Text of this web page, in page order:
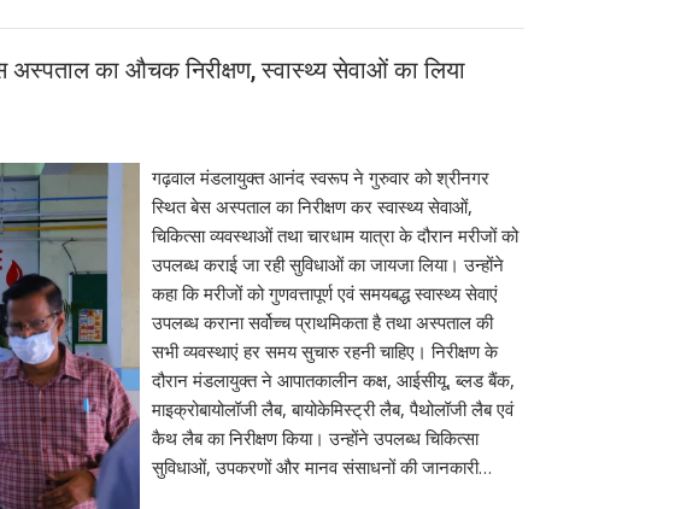
का औचक निरीक्षण, स्वास्थ्य सेवाओं का लिया
गढ़वाल मंडलायुक्त आनंद स्वरूप ने गुरुवार को श्रीनगर
स्थित बेस अस्पताल का निरीक्षण कर स्वास्थ्य सेवाओं,
चिकित्सा व्यवस्थाओं तथा चारधाम यात्रा के दौरान मरीजों को
उपलब्ध कराई जा रही सुविधाओं का जायजा लिया। उन्होंने
कहा कि मरीजों को गुणवत्तापूर्ण एवं समयबद्ध स्वास्थ्य सेवाएं
उपलब्ध कराना सर्वोच्च प्राथमिकता है तथा अस्पताल की
सभी व्यवस्थाएं हर समय सुचारु रहनी चाहिए। निरीक्षण के
दौरान मंडलायुक्त ने आपातकालीन कक्ष, आईसीयू, ब्लड बैंक,
माइक्रोबायोलॉजी लैब, बायोकेमिस्ट्री लैब, पैथोलॉजी लैब एवं
कैथ लैब का निरीक्षण किया। उन्होंने उपलब्ध चिकित्सा
सुविधाओं, उपकरणों और मानव संसाधनों की जानकारी…